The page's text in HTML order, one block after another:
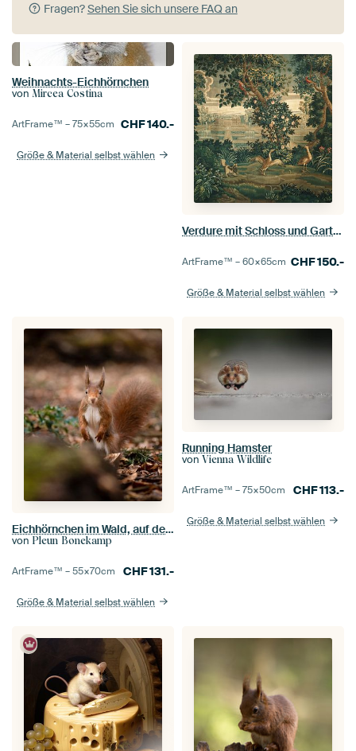
Fragen?Sehen Sie sich unsere FAQ an
Weihnachts-Eichhörnchen
von Mircea Costina
ArtFrame™ –75×55cm CHF140.-
Größe & Material selbst wählen
Verdure mit Schloss und Garten, Katharine Ghuys
ArtFrame™ –60×65cm CHF150.-
Größe & Material selbst wählen
Eichhörnchen im Wald, auf den Hinterbeinen stehend
von Pleun Bonekamp
ArtFrame™ –55×70cm CHF131.-
Größe & Material selbst wählen
Running Hamster
von Vienna Wildlife
ArtFrame™ –75×50cm CHF113.-
Größe & Material selbst wählen